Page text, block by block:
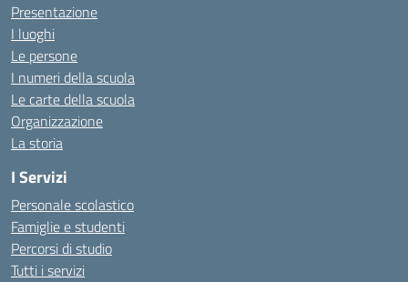
Presentazione
I luoghi
Le persone
I numeri della scuola
Le carte della scuola
Organizzazione
La storia
I Servizi
Personale scolastico
Famiglie e studenti
Percorsi di studio
Tutti i servizi